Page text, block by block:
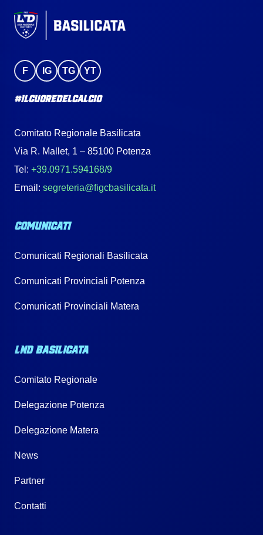
F IG TG YT
#IlCuoreDelCalcio
Comitato Regionale Basilicata
Via R. Mallet, 1 – 85100 Potenza
Tel: +39.0971.594168/9
Email: segreteria@figcbasilicata.it
COMUNICATI
Comunicati Regionali Basilicata
Comunicati Provinciali Potenza
Comunicati Provinciali Matera
LND BASILICATA
Comitato Regionale
Delegazione Potenza
Delegazione Matera
News
Partner
Contatti